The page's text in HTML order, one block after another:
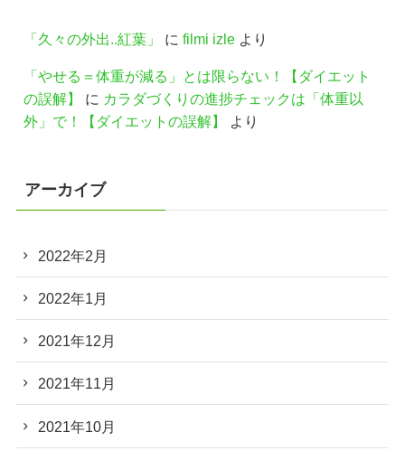
「久々の外出..紅葉」 に filmi izleより
「やせる＝体重が減る」とは限らない！【ダイエット
の誤解】
に カラダづくりの進捗チェックは「体重以
外」で！【ダイエットの誤解】
より
アーカイブ
2022年2月
2022年1月
2021年12月
2021年11月
2021年10月